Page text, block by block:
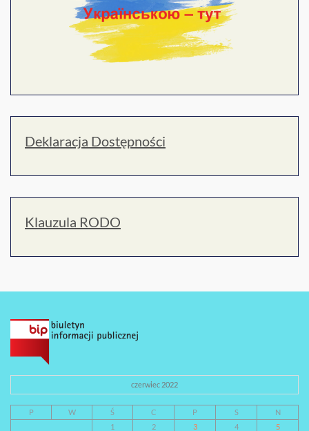
Deklaracja Dostępności
Klauzula RODO
czerwiec 2022
P W Ś C P S
N
1
2 3 4
5